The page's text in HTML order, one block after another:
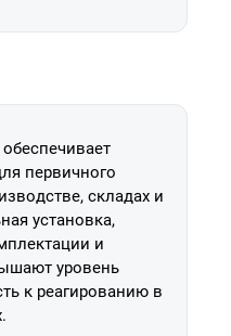
первичного
складах и
установка,
и
уровень
к реагированию в